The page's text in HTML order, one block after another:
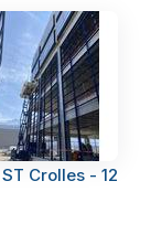
ST Crolles - 12